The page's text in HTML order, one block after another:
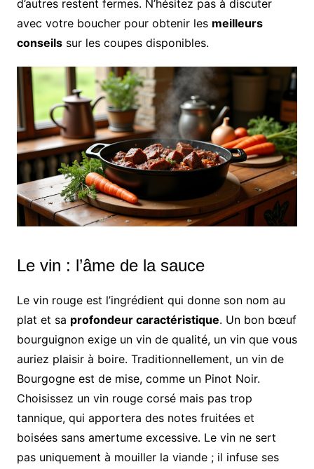
d’autres restent fermes. N’hésitez pas à discuter
avec votre boucher pour obtenir les meilleurs
conseilssur les coupes disponibles.
Le vin : l’âme de la sauce
Le vin rouge est l’ingrédient qui donne son nom au
plat et sa profondeur caractéristique. Un bon bœuf
bourguignon exige un vin de qualité, un vin que vous
auriez plaisir à boire. Traditionnellement, un vin de
Bourgogne est de mise, comme un Pinot Noir.
Choisissez un vin rouge corsé mais pas trop
tannique, qui apportera des notes fruitées et
boisées sans amertume excessive. Le vin ne sert
pas uniquement à mouiller la viande ; il infuse ses